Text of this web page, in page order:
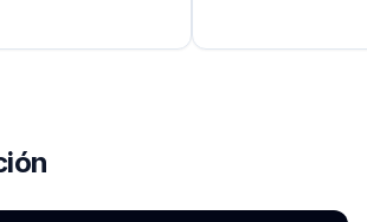
portátiles